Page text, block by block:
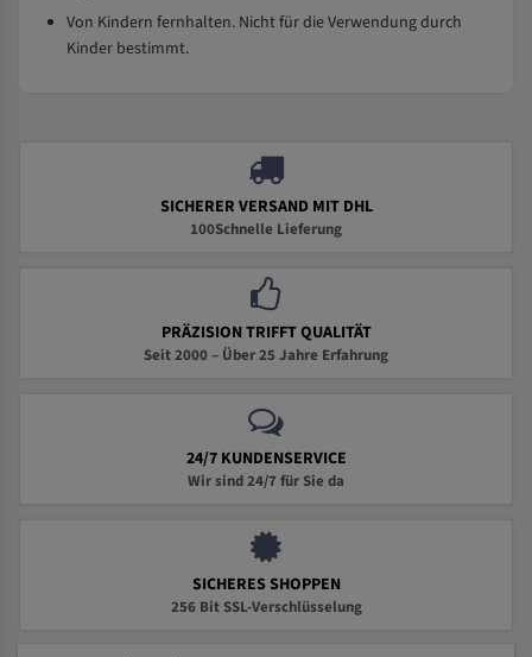
Von Kindern fernhalten. Nicht für die Verwendung durch
Kinder bestimmt.
SICHERER VERSAND MIT DHL
100Schnelle Lieferung
PRÄZISION TRIFFT QUALITÄT
Seit 2000 – Über 25 Jahre Erfahrung
24/7 KUNDENSERVICE
Wir sind 24/7 für Sie da
SICHERES SHOPPEN
256 Bit SSL-Verschlüsselung